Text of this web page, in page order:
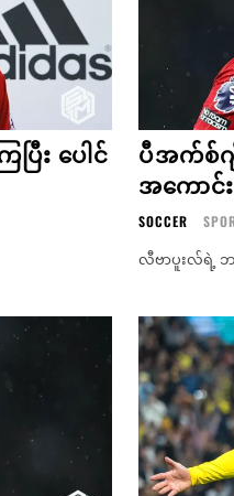
ြီး ပေါင်
ပီအက်စ်
အကော
SOCCER
လီဗာပူးလ်ရဲ့